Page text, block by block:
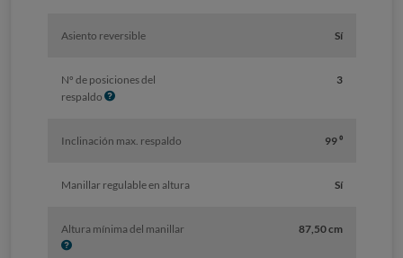
o
Asiento reversible Sí
Nº de posiciones del
respaldo I
o
3
Inclinación max. respaldo 99 ⁰
Manillar regulable en altura Sí
Altura mínima del manillarI
87,50 cm